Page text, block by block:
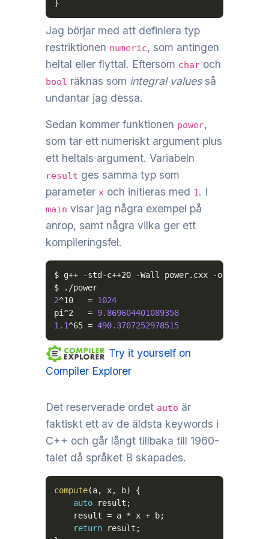
}
Jag börjar med att definiera typ
restriktionen numeric, som antingen
heltal eller flyttal. Eftersom char och
bool räknas som integral valuesså
undantar jag dessa.
Sedan kommer funktionen power,
som tar ett numeriskt argument plus
ett heltals argument. Variabeln
result ges samma typ som
parameter x och initieras med 1. I
main visar jag några exempel på
anrop, samt några vilka ger ett
kompileringsfel.
$ g++ -std-c++20 -Wall power.cxx -o
2^10 = 1024
pi^2 = 9.869604401089358
1.1^65 = 490.3707252978515
Try it yourself on
Compiler Explorer
Det reserverade ordet auto är
faktiskt ett av de äldsta keywords i
C++ och går långt tillbaka till 1960-
talet då språket B skapades.
compute(a, x, b)
{
auto result ;
    result
= a * x + b;
return result ;